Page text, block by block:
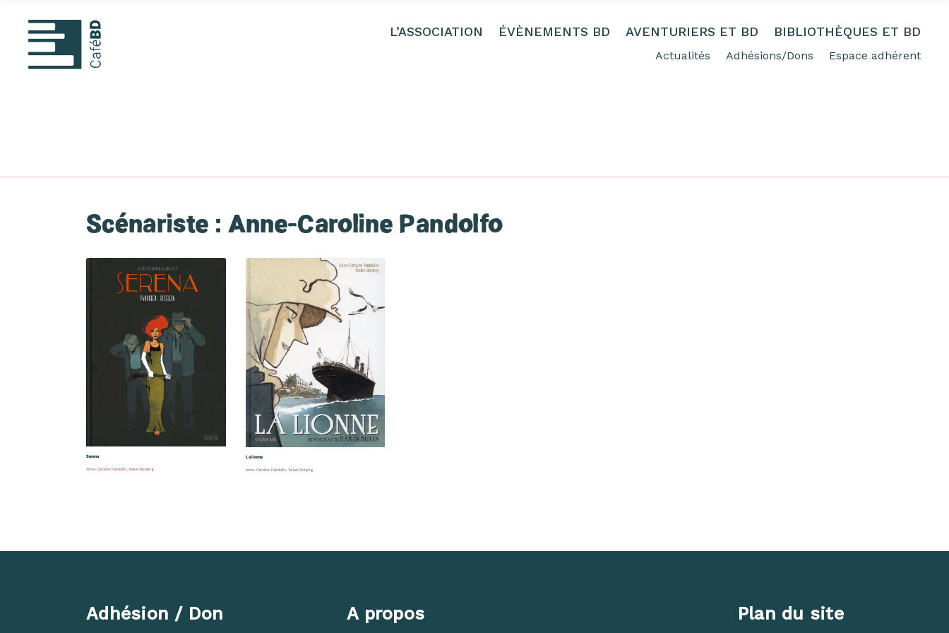
L’ASSOCIATION ÉVÈNEMENTS BD AVENTURIERS ET BD BIBLIOTHÈQUES ET BD
Actualités Adhésions/Dons Espace adhérent
Scénariste : Anne-Caroline Pandolfo
Serena
Anne-Caroline Pandolfo Terkel Risbjerg
La lionne
Anne-Caroline Pandolfo, Terkel Risbjerg
Adhésion / Don A propos Plan du site